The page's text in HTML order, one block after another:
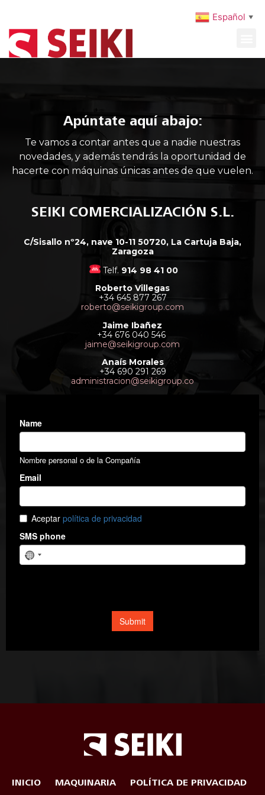
Apúntate aquí abajo:
Te vamos a contar antes que a nadie nuestras
novedades, y además tendrás la oportunidad de
hacerte con máquinas únicas antes de que vuelen.
SEIKI COMERCIALIZACIÓN S.L.
C/Sisallo nº24, nave 10-11 50720, La Cartuja Baja,
Zaragoza
Telf. 914 98 41 00
Roberto Villegas
+34 645 877 267
roberto@seikigroup.com
Jaime Ibañez
+34 676 040 546
jaime@seikigroup.com
Anaís Morales
+34 690 291 269
administracion@seikigroup.co
INICIO MAQUINARIA POLÍTICA DE PRIVACIDAD
Español ▼